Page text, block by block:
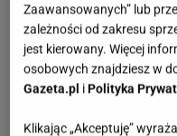
Zaawansowanych” lub
zależności od zakresu
jest kierowany. Więcej
osobowych znajdziesz w
Gazeta.pl iPolityka
Klikając „Akceptuję”